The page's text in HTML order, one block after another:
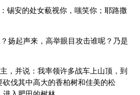
锡安的处女藐视你，嗤笑你；耶路撒
扬起声来，高举眼目攻击谁呢？乃是
，并说：我率领许多战车上山顶，到
伐其中高大的香柏树和佳美的松